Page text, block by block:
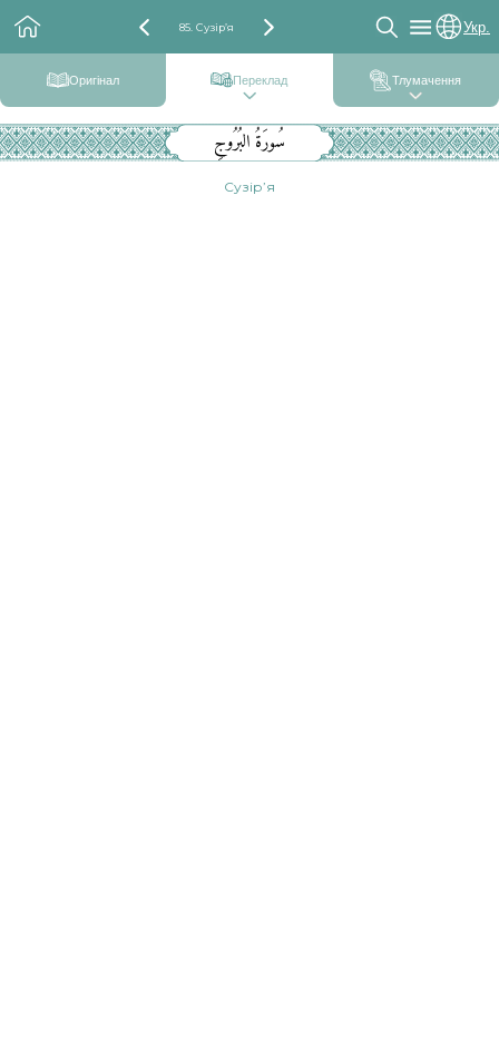
85. Сузір’я Укр.
Оригінал Переклад Тлумачення
سُورَةُ البُرُوجِ
Сузір’я